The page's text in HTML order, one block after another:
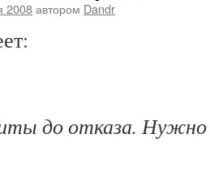
2008автором Dandr
до отказа. Нужно